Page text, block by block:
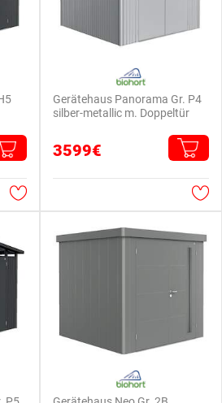
Gerätehaus Panorama Gr. P4
silber-metallic m. Doppeltür
3599€